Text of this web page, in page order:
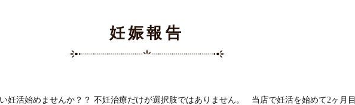
妊娠報告
妊活始めませんか？？ 不妊治療だけが選択肢ではありません。 当店で妊活を始めて2ヶ月目